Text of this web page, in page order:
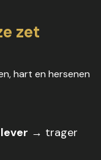
zet
hart en hersenen
→ trager